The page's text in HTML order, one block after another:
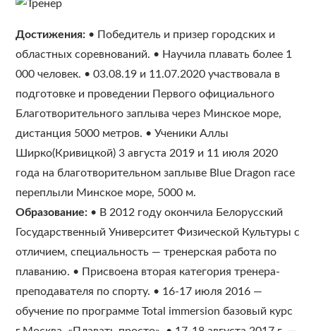
Достижения: • Победитель и призер городских и
областных соревнований. • Научила плавать более 1
000 человек. • 03.08.19 и 11.07.2020 участвовала в
подготовке и проведении Первого официального
Благотворительного заплыва через Минское море,
дистанция 5000 метров. • Ученики Аллы
Ширко(Кривицкой) 3 августа 2019 и 11 июля 2020
года на благотворительном заплыве Blue Dragon race
переплыли Минское море, 5000 м.
Образование: • В 2012 году окончила Белорусский
Государственный Университет Физической Культуры с
отличием, специальность — тренерская работа по
плаванию. • Присвоена вторая категория тренера-
преподавателя по спорту. • 16-17 июля 2016 —
обучение по программе Total immersion базовый курс